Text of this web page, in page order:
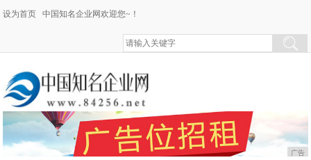
设为首页 中国知名企业网欢迎您~！
广告